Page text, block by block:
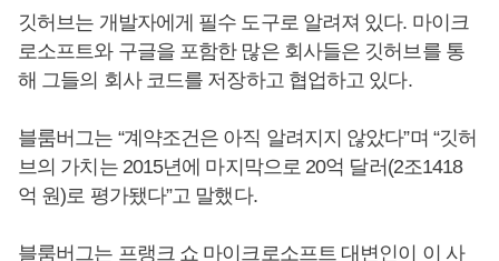
깃허브는 개발자에게 필수 도구로 알려져 있다. 마이크
로소프트와 구글을 포함한 많은 회사들은 깃허브를 통
해 그들의 회사 코드를 저장하고 협업하고 있다.
블룸버그는 “계약조건은 아직 알려지지 않았다”며 “깃허
브의 가치는 2015년에 마지막으로 20억 달러(2조1418
억 원)로 평가됐다”고 말했다.
블룸버그는 프랭크 쇼 마이크로소프트 대변인이 이 사